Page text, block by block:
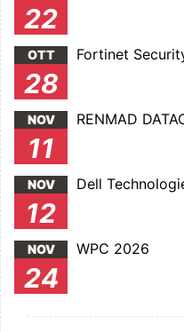
22
OTT
28
Fortinet
NOV
11
RENMAD
NOV
12
Dell
NOV
24
WPC 2026